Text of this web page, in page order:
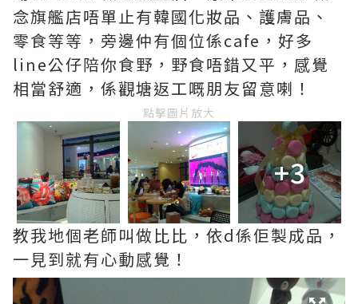
念旗艦店唔單止有韓國化妝品、護膚品、
零食等等，旁邊仲有個位係cafe，好多
line公仔陪你食野，野食唔錯又平，感覺
相當舒適，係觀塘返工嘅朋友留意喇！
點擊圖片放大
+3
教我地個老師叫做比比，依d係佢製成品，
一見到就有心動感覺！